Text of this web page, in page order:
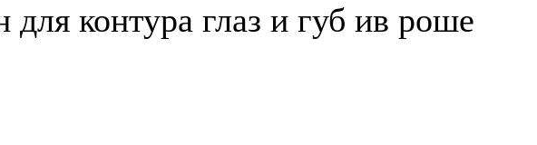
контура глаз и губ ив роше